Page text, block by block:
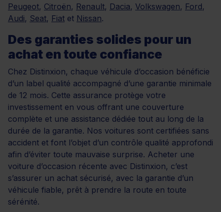
Peugeot, Citroën, Renault, Dacia, Volkswagen, Ford,
Audi, Seat, Fiat et Nissan.
Des garanties solides pour un
achat en toute confiance
Chez Distinxion, chaque véhicule d’occasion bénéficie
d’un label qualité accompagné d’une garantie minimale
de 12 mois. Cette assurance protège votre
investissement en vous offrant une couverture
complète et une assistance dédiée tout au long de la
durée de la garantie. Nos voitures sont certifiées sans
accident et font l’objet d’un contrôle qualité approfondi
afin d’éviter toute mauvaise surprise. Acheter une
voiture d’occasion récente avec Distinxion, c’est
s’assurer un achat sécurisé, avec la garantie d’un
véhicule fiable, prêt à prendre la route en toute
sérénité.